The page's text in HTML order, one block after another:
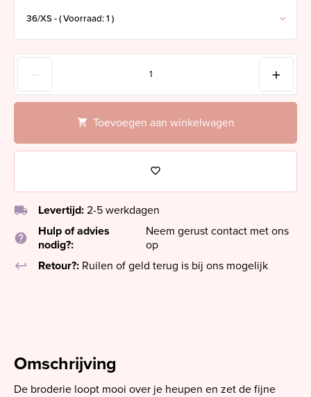
Toevoegen aan winkelwagen
local_shipping Levertijd: 2-5 werkdagen
help
Hulp of advies
nodig?:
Neem gerust contact met ons
op
keyboard_return
Retour?: Ruilen of geld terug is bij ons mogelijk
Omschrijving
De broderie loopt mooi over je heupen en zet de fijne